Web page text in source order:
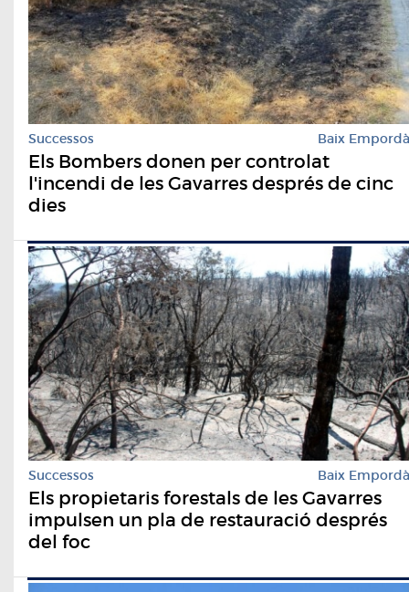
Successos Baix Empordà
Els Bombers donen per controlat
l'incendi de les Gavarres després de cinc
dies
Successos Baix Empordà
Els propietaris forestals de les Gavarres
impulsen un pla de restauració després
del foc